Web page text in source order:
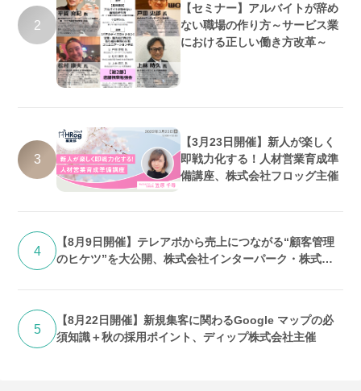
2
【セミナー】アルバイトが辞め
ない職場の作り方～サービス業
における正しい働き方改革～
3
【3月23日開催】新人が楽しく
即戦力化する！人材営業育成準
備講座、株式会社フロッグ主催
4
【8月9日開催】テレアポから売上につながる“顧客管理
のヒケツ”を大公開、株式会社インターパーク・株式会
5
【8月22日開催】新規集客に関わるGoogle マップの必
須知識＋秋の採用ポイント、ディップ株式会社主催